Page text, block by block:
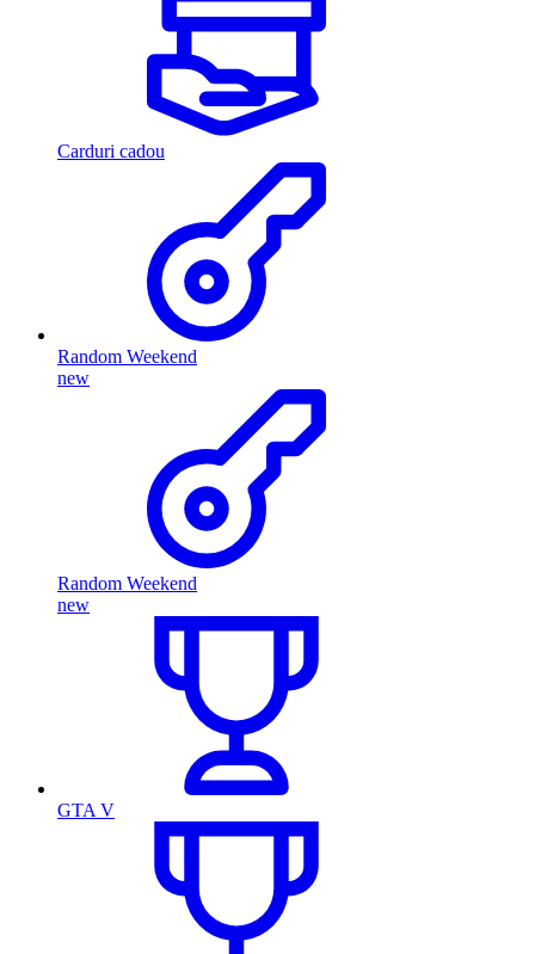
Carduri cadou
Random Weekend
new
Random Weekend
new
GTA V